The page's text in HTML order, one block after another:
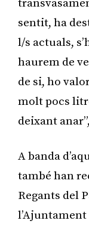
sentit, ha
l/s actuals,
haurem de
de si, ho
molt pocs
deixant
A banda
també han
Regants del